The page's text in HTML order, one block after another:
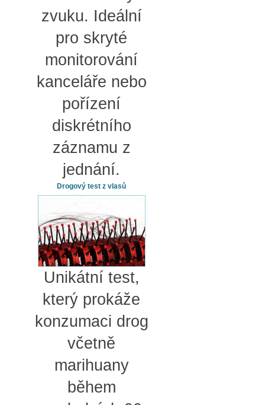
zvuku. Ideální
pro skryté
monitorování
kanceláře nebo
pořízení
diskrétního
záznamu z
jednání.
Drogový test z vlasů
Unikátní test,
který prokáže
konzumaci drog
včetně
marihuany
během